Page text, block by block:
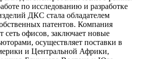
по исследованию и разработке
ДКС стала обладателем
патентов. Компания
сеть офисов, заключает новые
осуществляет поставки в
и Центральной Африки,